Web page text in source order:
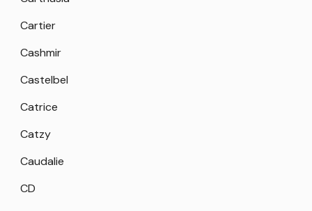
Cartier
Cashmir
Castelbel
Catrice
Catzy
Caudalie
CD